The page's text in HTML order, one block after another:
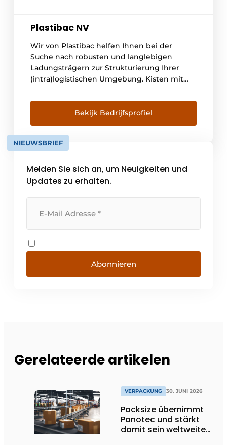
Plastibac NV
Wir von Plastibac helfen Ihnen bei der
Suche nach robusten und langlebigen
Ladungsträgern zur Strukturierung Ihrer
(intra)logistischen Umgebung. Kisten mit
Sortiment an nachhaltigen Kunststoffkisten
und -behältern, sowohl aus
lebensmittelechten als auch aus recycelten
Materialien. Und wir fügen gerne zusätzliche
Dienstleistungen hinzu. Sie können zum
Bekijk Bedrijfsprofiel
NIEUWSBRIEF
Melden Sie sich an, um Neuigkeiten und
Updates zu erhalten.
Abonnieren
Gerelateerde artikelen
VERPACKUNG 30. JUNI 2026
Packsize übernimmt
Panotec und stärkt
damit sein weltweites